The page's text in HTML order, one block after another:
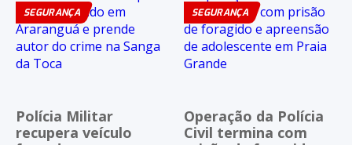
SEGURANÇA
Polícia Militar
recupera veículo
SEGURANÇA
Operação da Polícia
Civil termina com